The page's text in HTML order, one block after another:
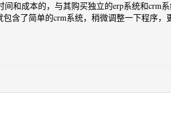
和成本的，与其购买独立的erp系统和crm
含了简单的crm系统，稍微调整一下程序，